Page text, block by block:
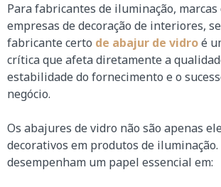
Para fabricantes de iluminação,
empresas de decoração de interiores,
fabricante certo de abajur de vidroé
crítica que afeta diretamente a
estabilidade do fornecimento e o
negócio.
Os abajures de vidro não são apenas
decorativos em produtos de iluminação.
desempenham um papel essencial em: